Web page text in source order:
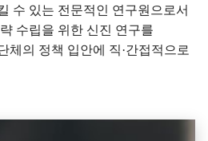
수 있는 전문적인 연구원으로서
수립을 위한 신진 연구를
체의 정책 입안에 직·간접적으로